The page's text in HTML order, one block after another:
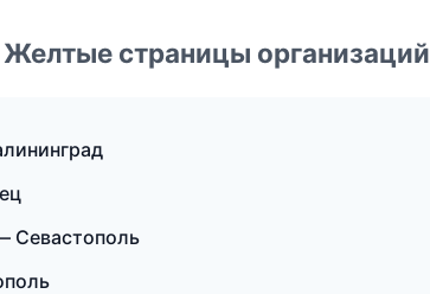
страницы организаций
Севастополь